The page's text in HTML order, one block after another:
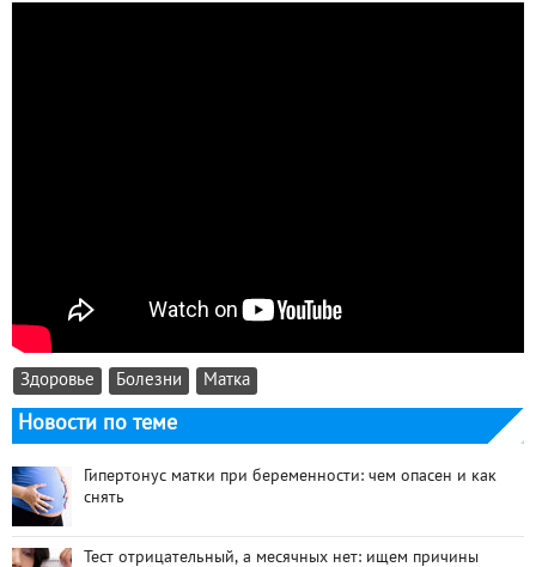
Здоровье Болезни Матка
Новости по теме
Гипертонус матки при беременности: чем опасен и как
снять
Тест отрицательный, а месячных нет: ищем причины